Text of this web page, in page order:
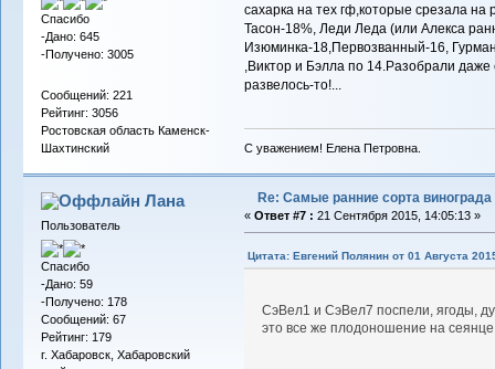
Спасибо
-Дано: 645
-Получено: 3005
Сообщений: 221
Рейтинг: 3056
Ростовская область Каменск-
Шахтинский
сахарка на тех гф,которые срезала на
Тасон-18%, Леди Леда (или Алекса
Изюминка-18,Первозванный-16,
,Виктор и Бэлла по 14.Разобрали
развелось-то!...
С уважением! Елена Петровна.
Лана
Пользователь
Спасибо
-Дано: 59
-Получено: 178
Сообщений: 67
Рейтинг: 179
г. Хабаровск, Хабаровский
Re: Самые ранние сорта винограда
« Ответ #7 : 21 Сентября 2015, 14:05:13 »
Цитата: Евгений Полянин от 01 Августа
СэВел1 и СэВел7 поспели, ягоды,
это все же плодоношение на